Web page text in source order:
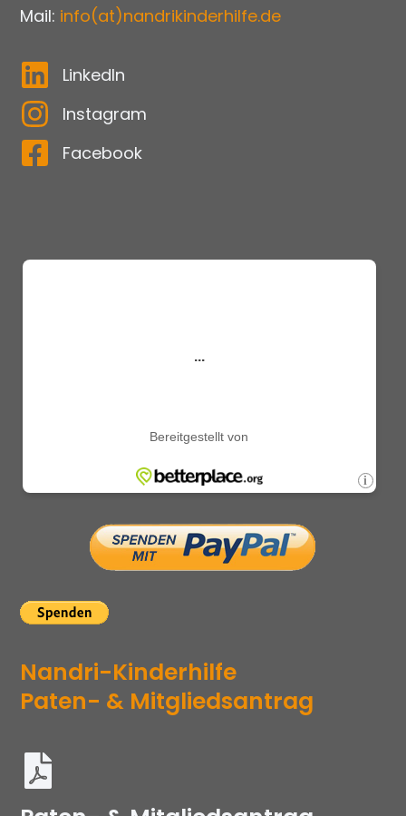
Mail: info(at)nandrikinderhilfe.de
LinkedIn
Instagram
Facebook
Nandri-Kinderhilfe
Paten- & Mitgliedsantrag